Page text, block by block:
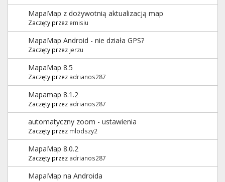
MapaMap z dożywotnią aktualizacją map
Zaczęty przez emisiu
MapaMap Android - nie działa GPS?
Zaczęty przez jerzu
MapaMap 8.5
Zaczęty przez adrianos287
Mapamap 8.1.2
Zaczęty przez adrianos287
automatyczny zoom - ustawienia
Zaczęty przez mlodszy2
MapaMap 8.0.2
Zaczęty przez adrianos287
MapaMap na Androida